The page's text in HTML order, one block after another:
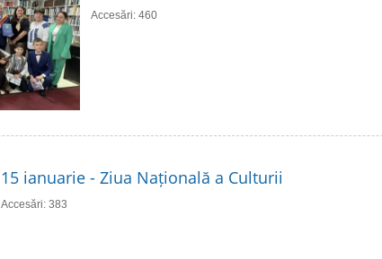
Accesări: 460
15 ianuarie - Ziua Națională a Culturii
Accesări: 383